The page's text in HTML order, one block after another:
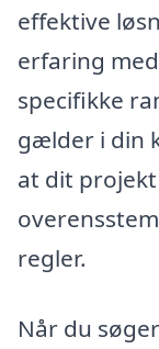
effektive
erfaring
specifikke
gælder i din
at dit
regler.
Når du